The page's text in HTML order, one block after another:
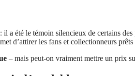
a été le témoin silencieux de certains
d’attirer les fans et collectionneurs
– mais peut-on vraiment mettre un prix